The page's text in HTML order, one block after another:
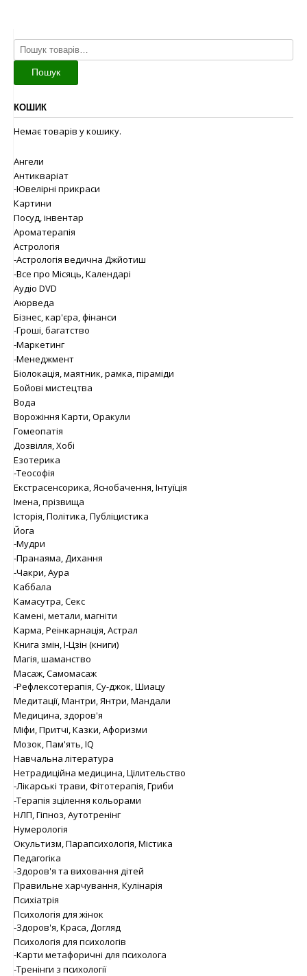
Шукати:
Пошук
КОШИК
Немає товарів у кошику.
Ангели
Антикваріат
-Ювелірні прикраси
Картини
Посуд, інвентар
Ароматерапія
Астрологія
-Астрологія ведична Джйотиш
-Все про Місяць, Календарі
Аудіо DVD
Аюрведа
Бізнес, кар'єра, фінанси
-Гроші, багатство
-Маркетинг
-Менеджмент
Біолокація, маятник, рамка, піраміди
Бойові мистецтва
Вода
Ворожіння Карти, Оракули
Гомеопатія
Дозвілля, Хобі
Езотерика
-Теософія
Екстрасенсорика, Яснобачення, Інтуїція
Імена, прізвища
Історія, Політика, Публіцистика
Йога
-Мудри
-Пранаяма, Дихання
-Чакри, Аура
Каббала
Камасутра, Секс
Камені, метали, магніти
Карма, Реінкарнація, Астрал
Книга змін, І-Цзін (книги)
Магія, шаманство
Масаж, Самомасаж
-Рефлексотерапія, Су-джок, Шиацу
Медитації, Мантри, Янтри, Мандали
Медицина, здоров'я
Міфи, Притчі, Казки, Афоризми
Мозок, Пам'ять, IQ
Навчальна література
Нетрадиційна медицина, Цілительство
-Лікарські трави, Фітотерапія, Гриби
-Терапія зцілення кольорами
НЛП, Гіпноз, Аутотренінг
Нумерологія
Окультизм, Парапсихологія, Містика
Педагогіка
-Здоров'я та виховання дітей
Правильне харчування, Кулінарія
Психіатрія
Психологія для жінок
-Здоров'я, Краса, Догляд
Психологія для психологів
-Карти метафоричні для психолога
-Тренінги з психології